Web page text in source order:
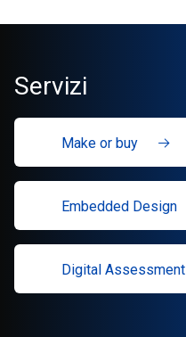
Servizi
Make or buy
Embedded Design
Digital Assessment